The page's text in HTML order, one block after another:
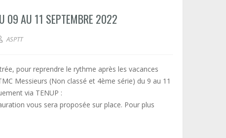
09 AU 11 SEPTEMBRE 2022
ASPTT
pour reprendre le rythme après les vacances
Messieurs (Non classé et 4ème série) du 9 au 11
via TENUP :
vous sera proposée sur place. Pour plus